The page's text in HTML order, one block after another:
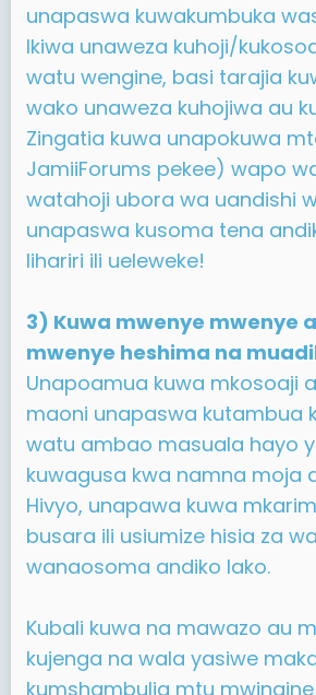
unapaswa kuwakumbuka
Ikiwa unaweza kuhoji/
watu wengine, basi tarajia
wako unaweza kuhojiwa au
Zingatia kuwa unapokuwa
JamiiForums pekee) wapo
watahoji ubora wa uandishi
unapaswa kusoma tena
lihariri ili ueleweke!
3) Kuwa mwenye mwenye
mwenye heshima na
Unapoamua kuwa mkosoaji
maoni unapaswa kutambua
watu ambao masuala hayo
kuwagusa kwa namna moja
Hivyo, unapawa kuwa
busara ili usiumize hisia za
wanaosoma andiko lako.
Kubali kuwa na mawazo au
kujenga na wala yasiwe
kumshambulia mtu